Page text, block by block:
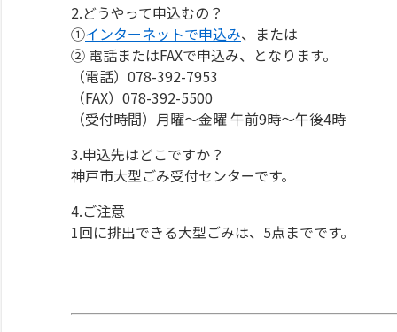
2.どうやって申込むの？
①インターネットで申込み、または
② 電話またはFAXで申込み、となります。
（電話）078-392-7953
（FAX）078-392-5500
（受付時間）月曜～金曜 午前9時～午後4時
3.申込先はどこですか？
神戸市大型ごみ受付センターです。
4.ご注意
1回に排出できる大型ごみは、5点までです。